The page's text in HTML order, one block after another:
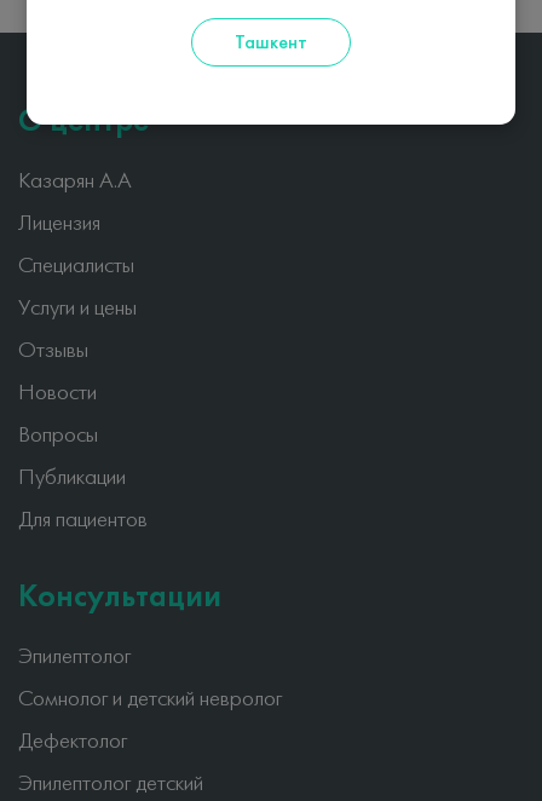
О центре
Казарян А.А
Лицензия
Специалисты
Услуги и цены
Отзывы
Новости
Вопросы
Публикации
Для пациентов
Консультации
Эпилептолог
Сомнолог и детский невролог
Дефектолог
Эпилептолог детский
Ташкент